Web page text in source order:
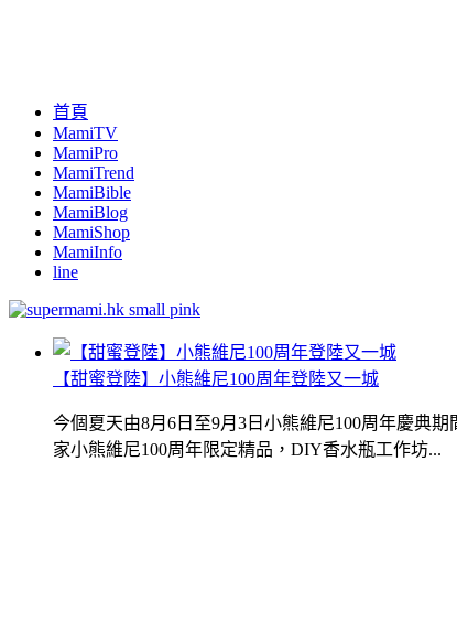
首頁
MamiTV
MamiPro
MamiTrend
MamiBible
MamiBlog
MamiShop
MamiInfo
line
【甜蜜登陸】小熊維尼100周年登陸又一城
今個夏天由8月6日至9月3日小熊維尼100周年慶典
家小熊維尼100周年限定精品，DIY香水瓶工作坊...